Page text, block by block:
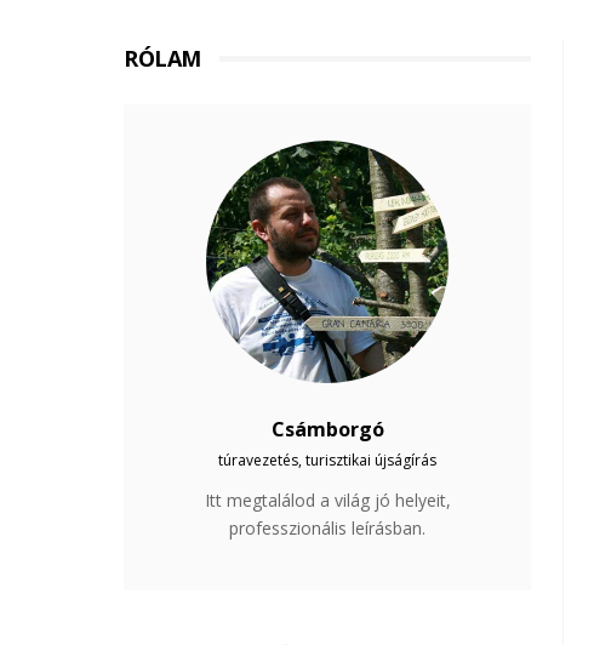
RÓLAM
Csámborgó
túravezetés, turisztikai újságírás
Itt megtalálod a világ jó helyeit,
professzionális leírásban.